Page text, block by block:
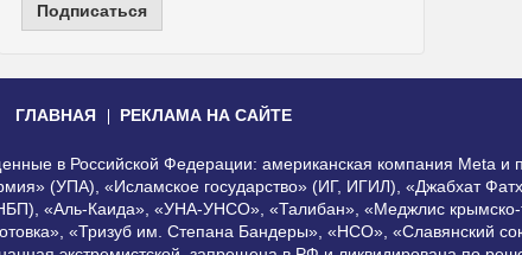
Подписаться
ГЛАВНАЯ РЕКЛАМА НА САЙТЕ
в Российской Федерации: американская компания Meta
(УПА), «Исламское государство» (ИГ, ИГИЛ), «Джабхат
«Аль-Каида», «УНА-УНСО», «Талибан», «Меджлис крымско-
«Тризуб им. Степана Бандеры», «НСО», «Славянский